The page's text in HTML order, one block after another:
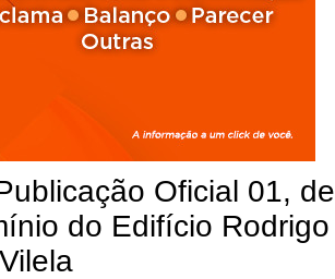
Oficial 01, de
do Edifício Rodrigo
Vilela